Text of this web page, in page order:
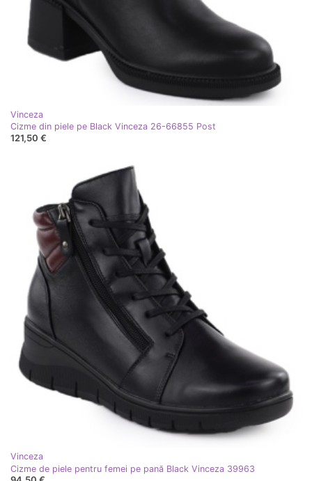
Vinceza
Cizme din piele pe Black Vinceza 26-66855 Post
121,50 €
Vinceza
Cizme de piele pentru femei pe pană Black Vinceza 39963